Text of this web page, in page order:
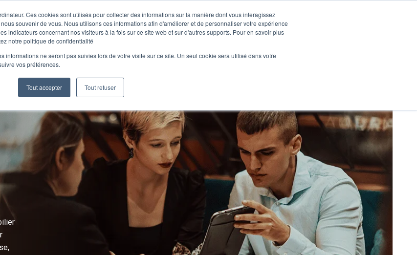
Ces cookies sont utilisés pour collecter des informations sur la manière dont vous interagissez
souvenir de vous. Nous utilisons ces informations afin d'améliorer et de personnaliser votre expérience
indicateurs concernant nos visiteurs à la fois sur ce site web et sur d'autres supports. Pour en savoir plus
notre politique de confidentialité
informations ne seront pas suivies lors de votre visite sur ce site. Un seul cookie sera utilisé dans votre
vos préférences.
Tout accepter Tout refuser
Le ClubNos réalisationsActualités